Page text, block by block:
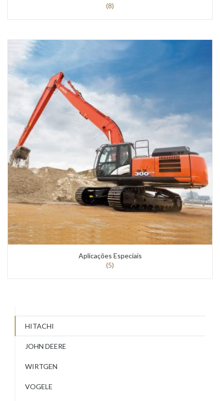
(8)
Aplicações Especiais
(5)
HITACHI
JOHN DEERE
WIRTGEN
VOGELE